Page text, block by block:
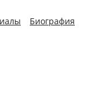
Биография